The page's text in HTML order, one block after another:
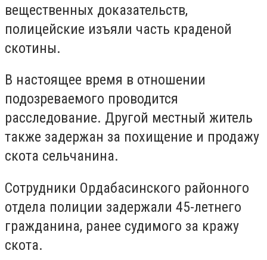
вещественных доказательств,
полицейские изъяли часть краденой
скотины.
В настоящее время в отношении
подозреваемого проводится
расследование. Другой местный житель
также задержан за похищение и продажу
скота сельчанина.
Сотрудники Ордабасинского районного
отдела полиции задержали 45-летнего
гражданина, ранее судимого за кражу
скота.